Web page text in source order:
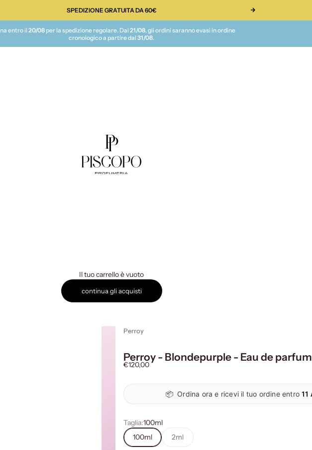
SPEDIZIONE GRATUITA DA 60€ Successivo
entro il 20/08per la spedizione regolare. Dal 21/08, gli ordini saranno evasi in ordine
cronologico a partire dal 31/08.
Piscopo Profumeria
Il tuo carrello è vuoto
continua gli acquisti
Perroy
Perroy - Blondepurple - Eau de parfum
Prezzo scontato
€120,00
📦 Ordina ora e ricevi il tuo ordine entro11
Taglia:100ml
100ml
2ml